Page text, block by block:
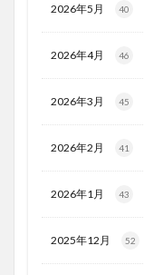
2026年5月 40
2026年4月 46
2026年3月 45
2026年2月 41
2026年1月 43
2025年12月 52